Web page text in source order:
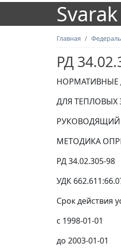
Svarak
Главная
РД
ДЛЯ ТЕПЛОВЫХ
МЕТОДИКА
РД 34.02.305-98
УДК
Срок действия
с 1998-01-01
до 2003-01-01